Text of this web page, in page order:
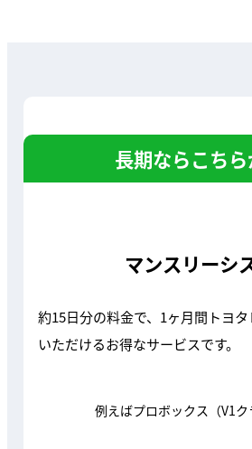
長期ならこち
マンスリーシ
約15日分の料金で、1ヶ月間トヨ
いただけるお得なサービスです。
例えばプロボックス（V1